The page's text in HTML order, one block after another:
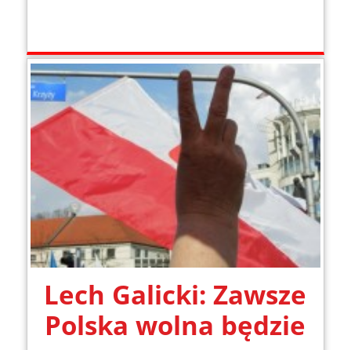
Lech Galicki: Zawsze
Polska wolna będzie